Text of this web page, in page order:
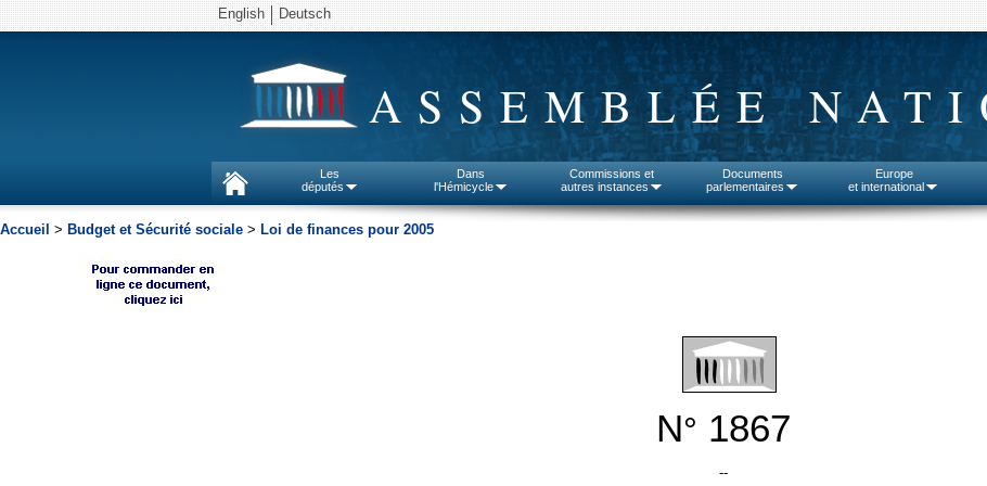
English Deutsch
ASSEMBLÉE
Les
députés
Dans
l'Hémicycle
Commissions et
autres instances
Documents
parlementaires
Europe
et international
Accueil > Budget et Sécurité sociale > Loi de finances pour 2005
N° 1867
--